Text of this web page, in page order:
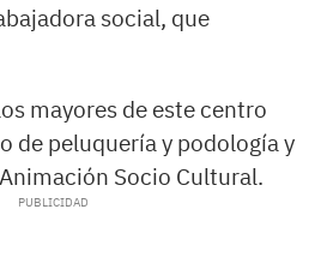
social, que
mayores de este centro
de peluquería y podología y
Socio Cultural.